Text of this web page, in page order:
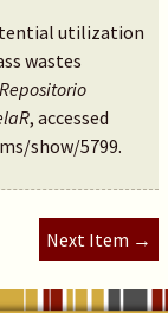
utilization
wastes
, accessed
show/5799.
Next Item →